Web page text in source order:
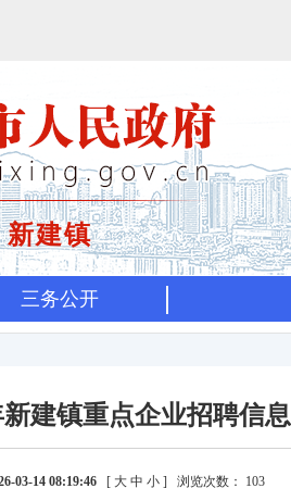
新建镇
三务公开
建镇重点企业招聘信息
03-14 08:19:46 [ 大 中 小 ] 浏览次数： 103